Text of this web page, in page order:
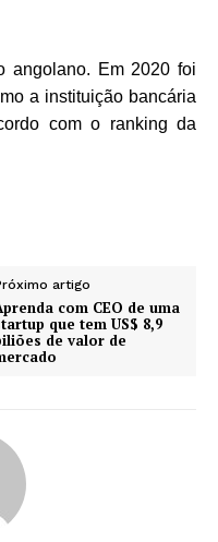
angolano. Em 2020 foi
a instituição bancária
com o ranking da
artigo
com CEO de uma
que tem US$ 8,9
de valor de